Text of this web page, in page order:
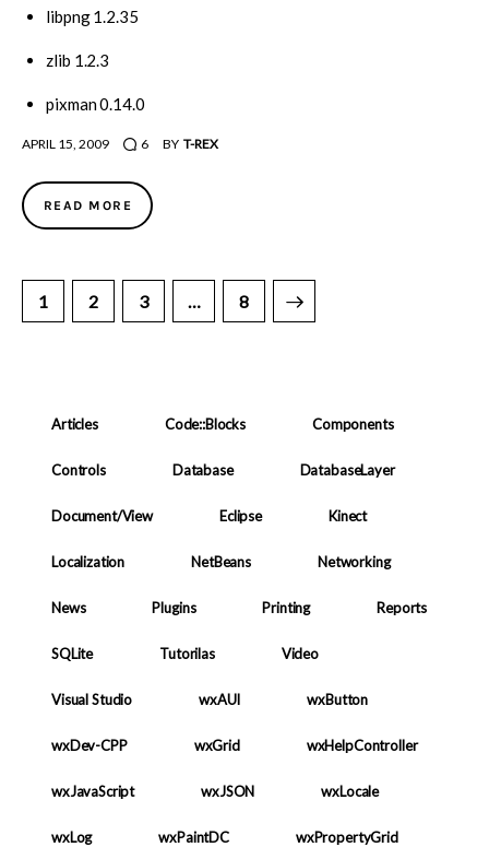
libpng 1.2.35
zlib 1.2.3
pixman 0.14.0
APRIL 15, 2009 6 BY T-REX
READ MORE
Posts
pagination
PAGE
1 PAGE
2 PAGE
3 … PAGE
8
>
Articles Code::Blocks Components
Controls Database DatabaseLayer
Document/View Eclipse Kinect
Localization NetBeans Networking
News Plugins Printing Reports
SQLite Tutorilas Video
Visual Studio wxAUI wxButton
wxDev-CPP wxGrid wxHelpController
wxJavaScript wxJSON wxLocale
wxLog wxPaintDC wxPropertyGrid